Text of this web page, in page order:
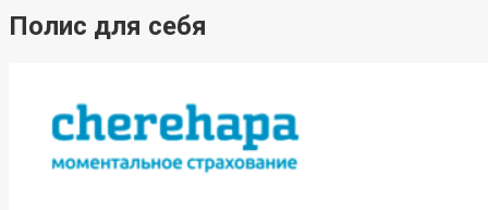
Полис для себя